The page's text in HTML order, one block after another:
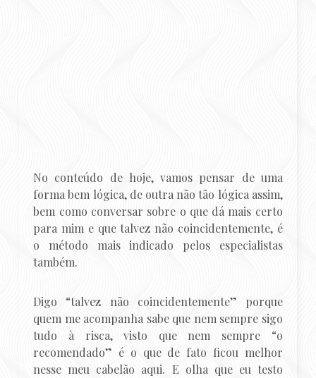
No conteúdo de hoje, vamos pensar de uma
forma bem lógica, de outra não tão lógica assim,
bem como conversar sobre o que dá mais certo
para mim e que talvez não coincidentemente, é
o método mais indicado pelos especialistas
também.
Digo “talvez não coincidentemente” porque
quem me acompanha sabe que nem sempre sigo
tudo à risca, visto que nem sempre “o
recomendado” é o que de fato ficou melhor
nesse meu cabelão aqui. E olha que eu testo